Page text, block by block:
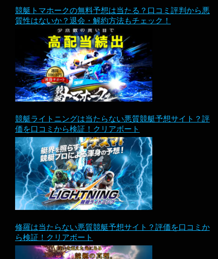
競艇トマホークの無料予想は当たる？口コミ評判から悪
質性はないか？退会・解約方法もチェック！
競艇ライトニングは当たらない悪質競艇予想サイト？評
価を口コミから検証！クリアボート
修羅は当たらない悪質競艇予想サイト？評価を口コミか
ら検証！クリアボート